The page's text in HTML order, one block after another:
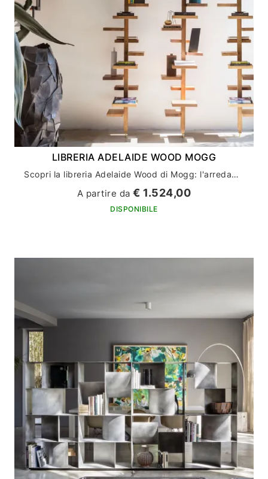
LIBRERIA ADELAIDE WOOD MOGG
Scopri la libreria Adelaide Wood di Mogg: l'arredamento casa perfetto per gli amanti del design
A partire da€ 1.524,00
DISPONIBILE